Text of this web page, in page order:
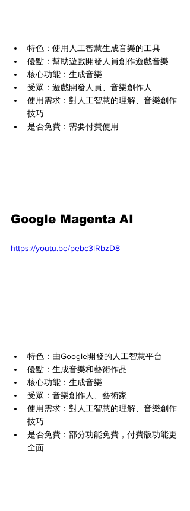
特色：使用人工智慧生成音樂的工具
優點：幫助遊戲開發人員創作遊戲音樂
核心功能：生成音樂
受眾：遊戲開發人員、音樂創作人
使用需求：對人工智慧的理解、音樂創作
技巧
是否免費：需要付費使用
Google Magenta AI
https://youtu.be/pebc3lRbzD8
特色：由Google開發的人工智慧平台
優點：生成音樂和藝術作品
核心功能：生成音樂
受眾：音樂創作人、藝術家
使用需求：對人工智慧的理解、音樂創作
技巧
是否免費：部分功能免費，付費版功能更
全面